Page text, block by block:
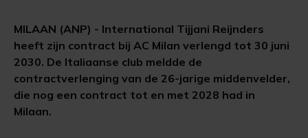
MILAAN (ANP) - International Tijjani Reijnders
heeft zijn contract bij AC Milan verlengd tot 30 juni
2030. De Italiaanse club meldde de
contractverlenging van de 26-jarige middenvelder,
die nog een contract tot en met 2028 had in
Milaan.